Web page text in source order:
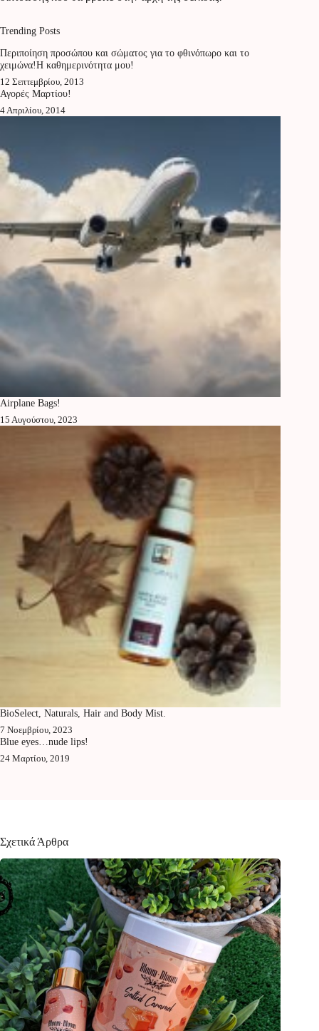
Trending Posts
Περιποίηση προσώπου και σώματος για το φθινόπωρο και το
χειμώνα!Η καθημερινότητα μου!
12 Σεπτεμβρίου, 2013
Αγορές Μαρτίου!
4 Απριλίου, 2014
Αirplane Bags!
15 Αυγούστου, 2023
BioSelect, Naturals, Hair and Body Mist.
7 Νοεμβρίου, 2023
Blue eyes…nude lips!
24 Μαρτίου, 2019
Σχετικά Άρθρα